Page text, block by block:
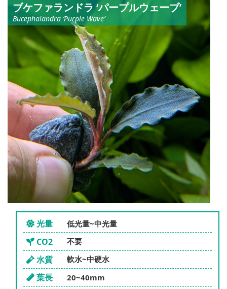
ブケファランドラ ‘パープルウェーブ’
Bucephalandra ‘Purple Wave’
光量 低光量~中光量
CO2 不要
水質 軟水~中硬水
葉長 20~40mm